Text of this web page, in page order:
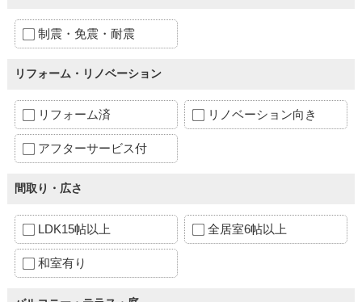
制震・免震・耐震
リフォーム・リノベーション
リフォーム済 リノベーション向き
アフターサービス付
間取り・広さ
LDK15帖以上 全居室6帖以上
和室有り